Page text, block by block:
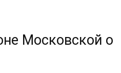
Московской о